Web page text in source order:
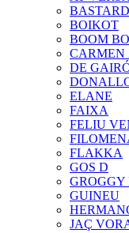
BOIKOT
BOOM
CARMEN
DE
ELANE
FAIXA
FELIU
FLAKKA
GOS D
GROGGY
GUINEU
JAÇ